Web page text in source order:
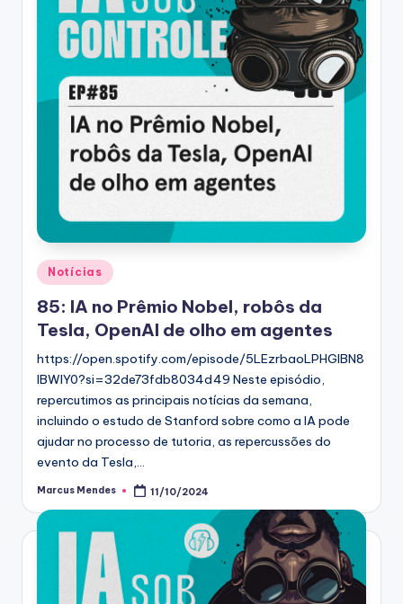
Posted
in
Notícias
85: IA no Prêmio Nobel, robôs da
Tesla, OpenAI de olho em agentes
https://open.spotify.com/episode/5LEzrbaoLPHGlBN8
lBWIY0?si=32de73fdb8034d49 Neste episódio,
repercutimos as principais notícias da semana,
incluindo o estudo de Stanford sobre como a IA pode
ajudar no processo de tutoria, as repercussões do
evento da Tesla,…
Posted
Marcus Mendes 11/10/2024